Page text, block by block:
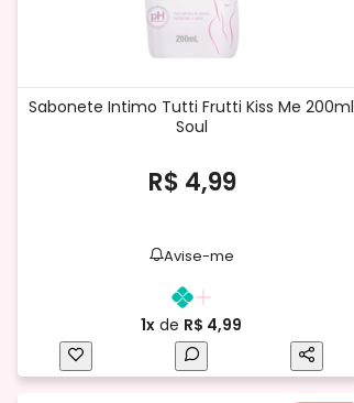
Sabonete Intimo Tutti Frutti Kiss Me 200ml
Soul
R$ 4,99
Avise-me
1x de R$ 4,99